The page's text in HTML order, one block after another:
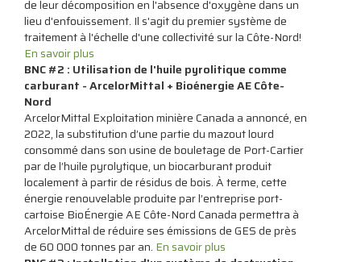
de leur décomposition en l'absence d'oxygène dans un
lieu d'enfouissement. Il s'agit du premier système de
traitement à l'échelle d'une collectivité sur la Côte-Nord!
En savoir plus
BNC #2 : Utilisation de l'huile pyrolitique comme
carburant - ArcelorMittal + Bioénergie AE Côte-
Nord
ArcelorMittal Exploitation minière Canada a annoncé, en
2022, la substitution d’une partie du mazout lourd
consommé dans son usine de bouletage de Port-Cartier
par de l’huile pyrolytique, un biocarburant produit
localement à partir de résidus de bois. À terme, cette
énergie renouvelable produite par l’entreprise port-
cartoise BioÉnergie AE Côte-Nord Canada permettra à
ArcelorMittal de réduire ses émissions de GES de près
de 60 000 tonnes par an. En savoir plus